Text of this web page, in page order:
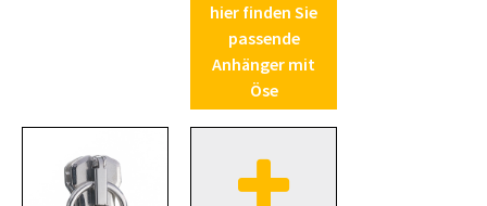
hier finden Sie
passende
Anhänger mit
Öse